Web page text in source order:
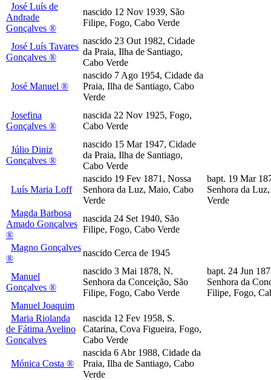
José Luís de
Andrade
Gonçalves ®
nascido 12 Nov 1939, São
Filipe, Fogo, Cabo Verde
José Luís Tavares
Gonçalves ®
nascido 23 Out 1982, Cidade
da Praia, Ilha de Santiago,
Cabo Verde
José Manuel ®
nascido 7 Ago 1954, Cidade da
Praia, Ilha de Santiago, Cabo
Verde
Josefina
Gonçalves ®
nascida 22 Nov 1925, Fogo,
Cabo Verde
Júlio Diniz
Gonçalves ®
nascido 15 Mar 1947, Cidade
da Praia, Ilha de Santiago,
Cabo Verde
Luís Maria Loff
nascido 19 Fev 1871, Nossa
Senhora da Luz, Maio, Cabo
Verde
bapt. 19 Mar
Senhora da
Verde
Magda Barbosa
Amado Gonçalves
®
nascida 24 Set 1940, São
Filipe, Fogo, Cabo Verde
Magno Gonçalves
®
nascido Cerca de 1945
Manuel
Gonçalves ®
nascido 3 Mai 1878, N.
Senhora da Conceição, São
Filipe, Fogo, Cabo Verde
bapt. 24 Jun
Senhora da
Filipe, Fogo,
Manuel Joaquim
Maria Riolanda
de Fátima Avelino
Gonçalves
nascida 12 Fev 1958, S.
Catarina, Cova Figueira, Fogo,
Cabo Verde
Mónica Costa ®
nascida 6 Abr 1988, Cidade da
Praia, Ilha de Santiago, Cabo
Verde